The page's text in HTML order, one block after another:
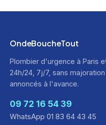
OndeBoucheTout
Plombier d'urgence à Paris
24h/24, 7j/7, sans
annoncés à l'avance.
09 72 16 54 39
WhatsApp 01 83 64 43 45